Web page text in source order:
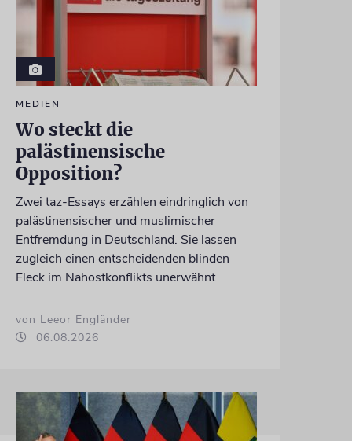
MEDIEN
Wo steckt die
palästinensische
Opposition?
Zwei taz-Essays erzählen eindringlich von
palästinensischer und muslimischer
Entfremdung in Deutschland. Sie lassen
zugleich einen entscheidenden blinden
Fleck im Nahostkonflikts unerwähnt
von Leeor Engländer
06.08.2026